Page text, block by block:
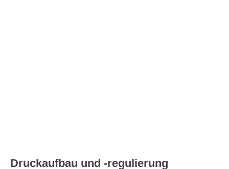
Druckaufbau und -regulierung